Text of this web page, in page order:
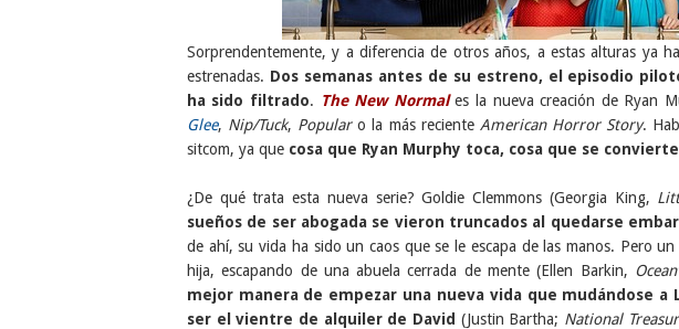
Sorprendentemente, y a diferencia de otros años, a estas alturas ya
estrenadas. Dos semanas antes de su estreno, el episodio
ha sido filtrado. The New Normales la nueva creación de Ryan
Glee, Nip/Tuck, Popularo la más reciente American Horror Story.
sitcom, ya que cosa que Ryan Murphy toca, cosa que se
¿De qué trata esta nueva serie? Goldie Clemmons (Georgia King,
sueños de ser abogada se vieron truncados al quedarse
de ahí, su vida ha sido un caos que se le escapa de las manos. Pero
hija, escapando de una abuela cerrada de mente (Ellen Barkin,
mejor manera de empezar una nueva vida que mudándose a
ser el vientre de alquiler de David (Justin Bartha; National